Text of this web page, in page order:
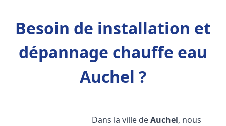
Besoin de installation et
dépannage chauffe eau
Auchel ?
Dans la ville deAuchel, nous